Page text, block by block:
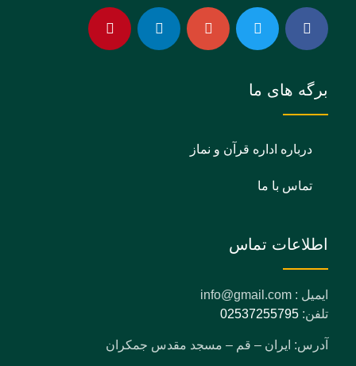
برگه های ما
درباره اداره قرآن و نماز
تماس با ما
اطلاعات تماس
ایمیل : info@gmail.com
تلفن:02537255795
آدرس: ایران – قم – مسجد مقدس جمکران